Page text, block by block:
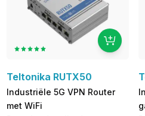
Teltonika RUTX50
Industriële 5G VPN Router
met WiFi